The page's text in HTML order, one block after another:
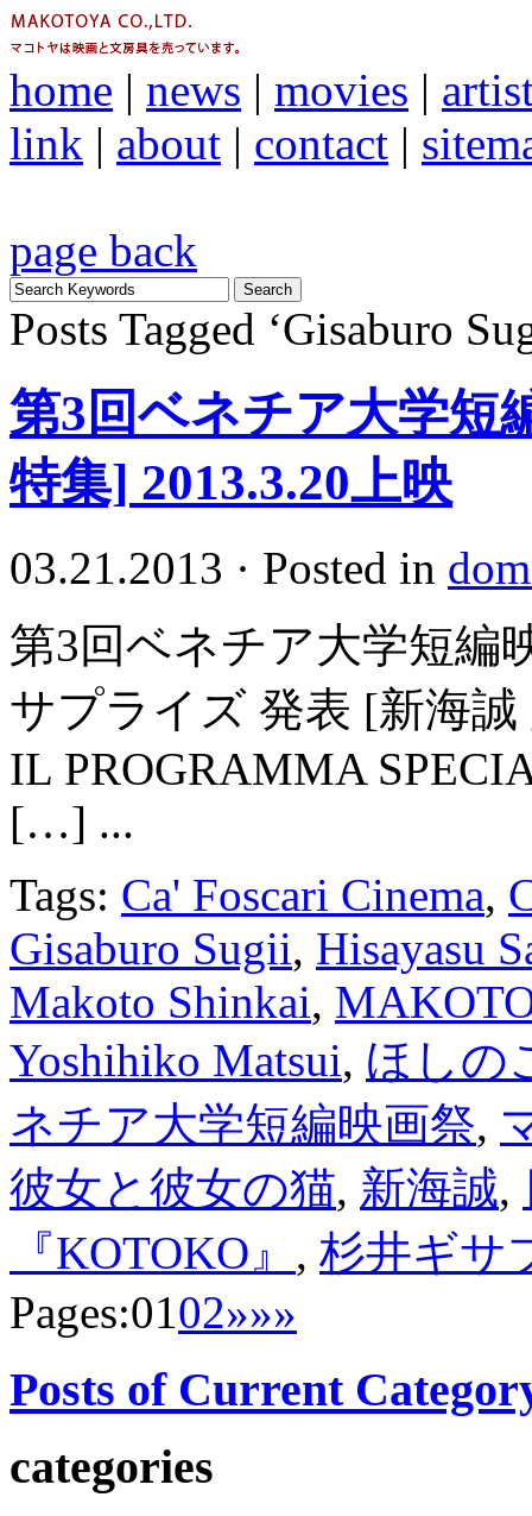
home | news | movies |
link | about | contact |
page back
Posts Tagged ‘Gisaburo
第3回ベネチア大学短
特集] 2013.3.20上映
03.21.2013 · Posted in
第3回ベネチア大学短編
サプライズ 発表 [新海誠
IL PROGRAMMA
[…] ...
Tags: Ca' Foscari Cinema,
Gisaburo Sugii, Hisayasu
Makoto Shinkai,
Yoshihiko Matsui, ほしの
ネチア大学短編映画祭,
彼女と彼女の猫, 新海誠,
『KOTOKO』 , 杉井ギサ
Pages:0102»»»
Posts of Current
categories